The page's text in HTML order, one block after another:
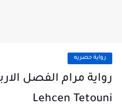
رواية حصريه
Lehcen Tetouni